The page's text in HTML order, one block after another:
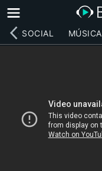
RED SOCIAL MÚSICA